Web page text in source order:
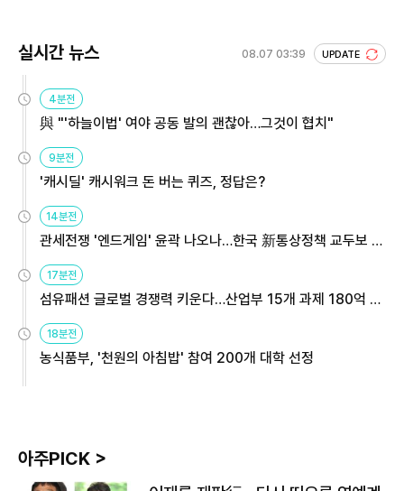
실시간 뉴스 08.07 03:39 UPDATE
4분전
與 "'하늘이법' 여야 공동 발의 괜찮아…그것이 협치"
9분전
'캐시딜' 캐시워크 돈 버는 퀴즈, 정답은?
14분전
관세전쟁 '엔드게임' 윤곽 나오나…한국 新통상정책 교두보 활
17분전
섬유패션 글로벌 경쟁력 키운다…산업부 15개 과제 180억 지
18분전
농식품부, '천원의 아침밥' 참여 200개 대학 선정
아주PICK >